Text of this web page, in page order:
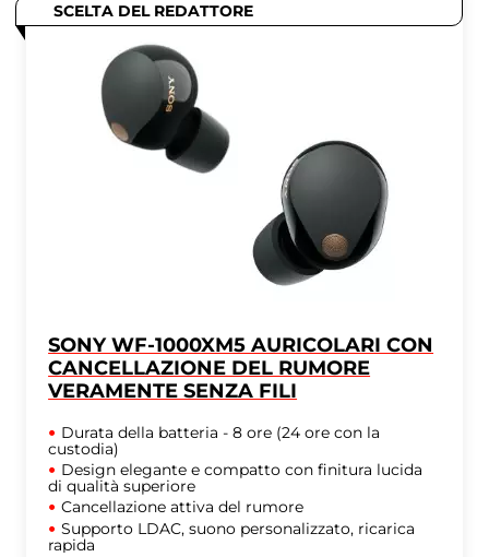
SCELTA DEL REDATTORE
SONY WF-1000XM5 AURICOLARI CON
CANCELLAZIONE DEL RUMORE
VERAMENTE SENZA FILI
Durata della batteria - 8 ore (24 ore con la
custodia)
Design elegante e compatto con finitura lucida
di qualità superiore
Cancellazione attiva del rumore
Supporto LDAC, suono personalizzato, ricarica
rapida